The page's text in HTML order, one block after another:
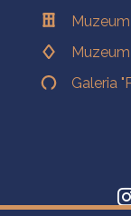
Galeria